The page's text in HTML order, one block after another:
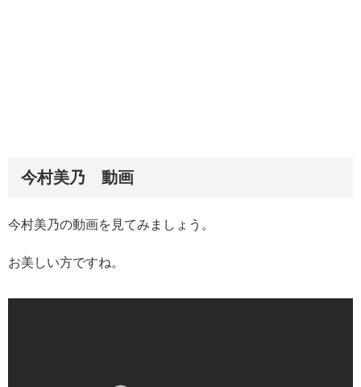
今村美乃 動画
今村美乃の動画を見てみましょう。
お美しい方ですね。